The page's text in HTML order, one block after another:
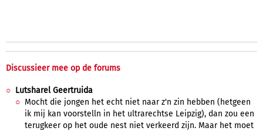
Discussieer mee op de forums
Lutsharel Geertruida
Mocht die jongen het echt niet naar z'n zin hebben (hetgeen
ik mij kan voorstelln in het ultrarechtse Leipzig), dan zou een
terugkeer op het oude nest niet verkeerd zijn. Maar het moet